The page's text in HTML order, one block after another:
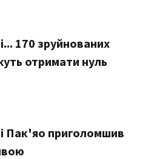
170 зруйнованих
отримати нуль
Пак'яо приголомшив